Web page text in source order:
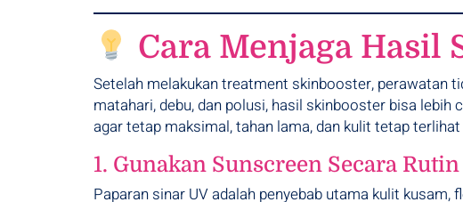
Cara Menjaga
Setelah melakukan treatment skinbooster, perawatan
matahari, debu, dan polusi, hasil skinbooster bisa lebih
agar tetap maksimal, tahan lama, dan kulit tetap
1. Gunakan Sunscreen Secara
Paparan sinar UV adalah penyebab utama kulit